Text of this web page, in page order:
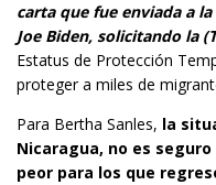
carta que fue enviada a
Joe Biden, solicitando la
Estatus de Protección
proteger a miles de
Para Bertha Sanles, la
Nicaragua, no es
peor para los que